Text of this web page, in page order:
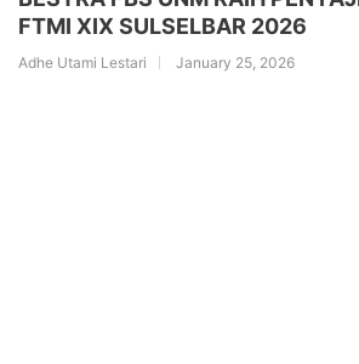
FTMI XIX SULSELBAR 2026
Adhe Utami Lestari January 25, 2026